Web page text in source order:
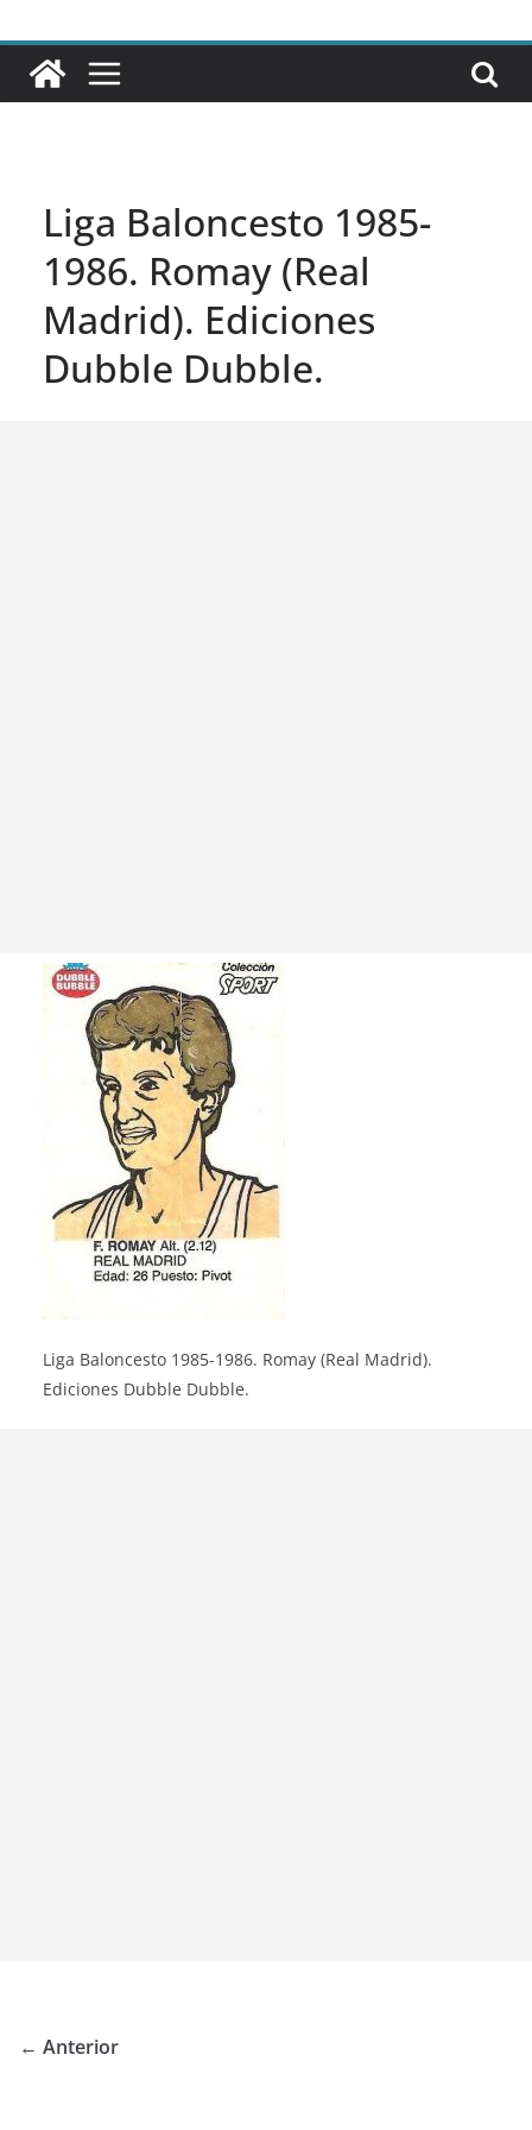
Liga Baloncesto 1985-
1986. Romay (Real
Madrid). Ediciones
Dubble Dubble.
Liga Baloncesto 1985-1986. Romay (Real Madrid).
Ediciones Dubble Dubble.
← Anterior